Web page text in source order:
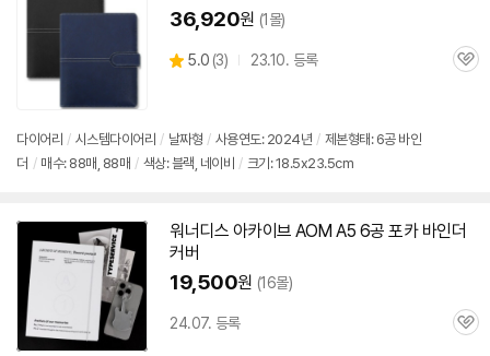
36,920원 (1몰)
별
5.0 (상
뷰
3) 23.10. 등록
관
다이어리 / 시스템다이어리 / 날짜형 / 사용연도: 2024년 / 제본형태: 6공바인
더 / 매수: 88매, 88매 / 색상: 블랙, 네이비 / 크기: 18.5x23.5cm
워너디스 아카이브 AOM A5 6공 포카 바인더
커버
19,500원 (16몰)
24.07. 등록
관